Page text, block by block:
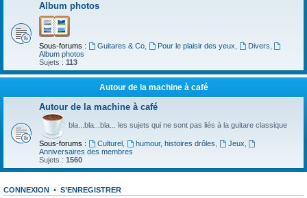
Album photos
Sous-forums : Guitares & Co, Pour le plaisir des yeux Divers
Album photos
Sujets : 113
Autour de la machine à café
Autour de la machine à café
bla...bla...bla... les sujets qui ne sont pas liés à la guitare classique
Sous-forums : Culturel, humour, histoires drôles Jeux
Anniversaires des membres
Sujets : 1560
CONNEXION • S’ENREGISTRER